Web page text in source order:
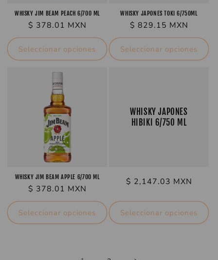
WHISKY JIM BEAM PEACH 6/700 ML
Precio
habitual
$ 378.01 MXN
Seleccionar opciones
WHISKY JAPONES TOKI 6/750ML
Precio
habitual
$ 829.15 MXN
Seleccionar opciones
WHISKY JIM BEAM APPLE 6/700 ML
Precio
habitual
$ 378.01 MXN
Seleccionar opciones
WHISKY JAPONES
HIBIKI 6/750 ML
Precio
$ 2,147.03 MXN
Seleccionar opciones